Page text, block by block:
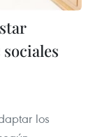
los